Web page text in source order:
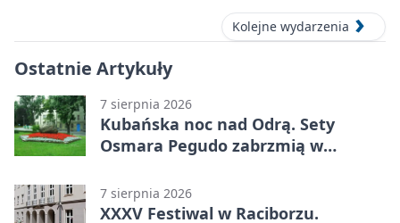
Kolejne wydarzenia
Ostatnie Artykuły
7 sierpnia 2026
Kubańska noc nad Odrą. Sety
Osmara Pegudo zabrzmią w
7 sierpnia 2026
XXXV Festiwal w Raciborzu.